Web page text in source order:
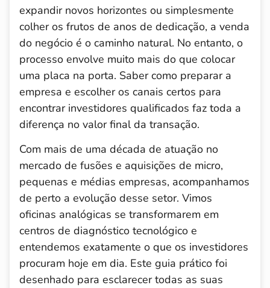
expandir novos horizontes ou simplesmente
colher os frutos de anos de dedicação, a venda
do negócio é o caminho natural. No entanto, o
processo envolve muito mais do que colocar
uma placa na porta. Saber como preparar a
empresa e escolher os canais certos para
encontrar investidores qualificados faz toda a
diferença no valor final da transação.
Com mais de uma década de atuação no
mercado de fusões e aquisições de micro,
pequenas e médias empresas, acompanhamos
de perto a evolução desse setor. Vimos
oficinas analógicas se transformarem em
centros de diagnóstico tecnológico e
entendemos exatamente o que os investidores
procuram hoje em dia. Este guia prático foi
desenhado para esclarecer todas as suas